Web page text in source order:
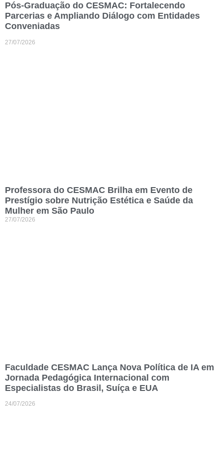
Pós-Graduação do CESMAC: Fortalecendo
Parcerias e Ampliando Diálogo com Entidades
Conveniadas
27/07/2026
Professora do CESMAC Brilha em Evento de
Prestígio sobre Nutrição Estética e Saúde da
Mulher em São Paulo
27/07/2026
Faculdade CESMAC Lança Nova Política de IA em
Jornada Pedagógica Internacional com
Especialistas do Brasil, Suíça e EUA
24/07/2026